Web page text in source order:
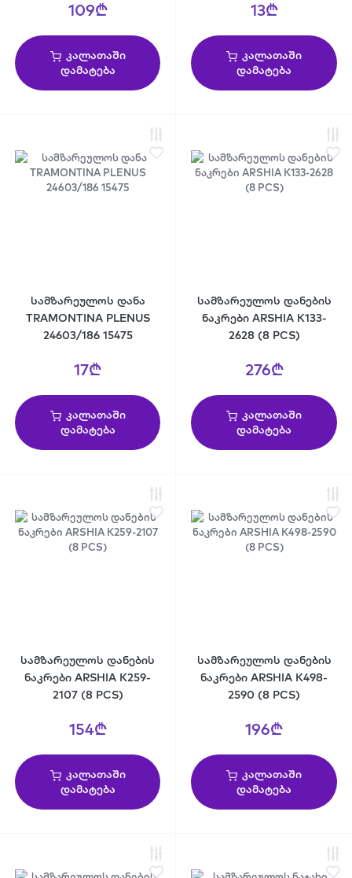
109₾
კალათაში
დამატება
13₾
კალათაში
დამატება
სამზარეულოს დანა
TRAMONTINA PLENUS
24603/186 15475
17₾
კალათაში
დამატება
სამზარეულოს დანების
ნაკრები ARSHIA K133-
2628 (8 PCS)
276₾
კალათაში
დამატება
სამზარეულოს დანების
ნაკრები ARSHIA K259-
2107 (8 PCS)
154₾
კალათაში
დამატება
სამზარეულოს დანების
ნაკრები ARSHIA K498-
2590 (8 PCS)
196₾
კალათაში
დამატება